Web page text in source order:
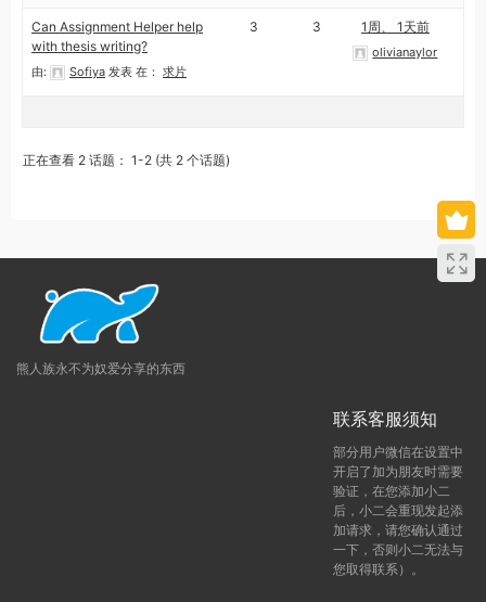
Can Assignment Helper help
with thesis writing?
由: Sofiya 发表 在： 求片
3 3 1周、 1天前
olivianaylor
正在查看 2 话题： 1-2 (共 2 个话题)
熊人族永不为奴爱分享的东西
联系客服须知
部分用户微信在设置中
开启了加为朋友时需要
验证，在您添加小二
后，小二会重现发起添
加请求，请您确认通过
一下，否则小二无法与
您取得联系）。